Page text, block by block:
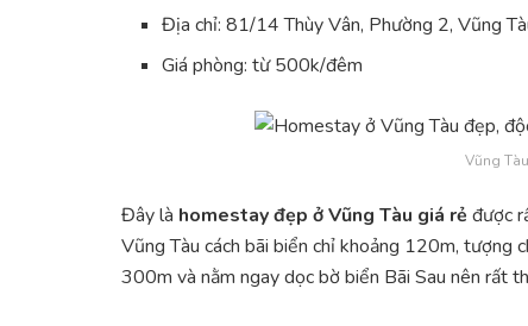
Địa chỉ: 81/14 Thùy Vân, Phường 2, Vũng
Giá phòng: từ 500k/đêm
Vũng
Đây là homestay đẹp ở Vũng Tàu giá rẻ được
Vũng Tàu cách bãi biển chỉ khoảng 120m, tượng
300m và nằm ngay dọc bờ biển Bãi Sau nên rất